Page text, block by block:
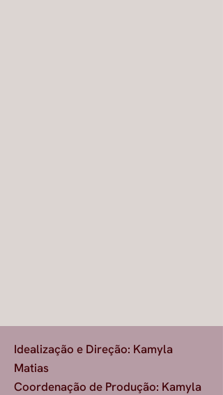
Idealização e Direção: Kamyla
Matias
Coordenação de Produção: Kamyla